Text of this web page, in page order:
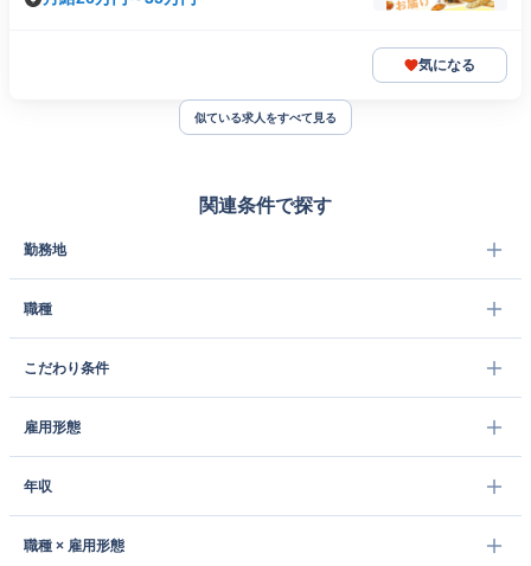
気になる
似ている求人をすべて見る
関連条件で探す
勤務地
職種
こだわり条件
雇用形態
年収
職種 × 雇用形態